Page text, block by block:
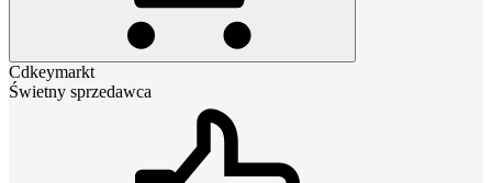
Cdkeymarkt
Świetny sprzedawca